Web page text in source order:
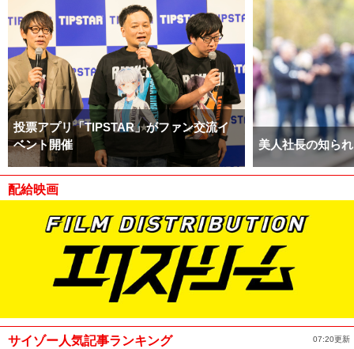
投票アプリ「TIPSTAR」がファン交流イ
ベント開催
美人社長の知ら
配給映画
サイゾー人気記事ランキング 07:20更新